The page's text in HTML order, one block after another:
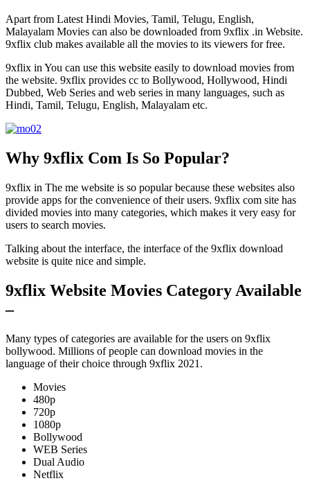
Apart from Latest Hindi Movies, Tamil, Telugu, English,
Malayalam Movies can also be downloaded from 9xflix .in Website.
9xflix club makes available all the movies to its viewers for free.
9xflix in You can use this website easily to download movies from
the website. 9xflix provides cc to Bollywood, Hollywood, Hindi
Dubbed, Web Series and web series in many languages, such as
Hindi, Tamil, Telugu, English, Malayalam etc.
Why 9xflix Com Is So Popular?
9xflix in The me website is so popular because these websites also
provide apps for the convenience of their users. 9xflix com site has
divided movies into many categories, which makes it very easy for
users to search movies.
Talking about the interface, the interface of the 9xflix download
website is quite nice and simple.
9xflix Website Movies Category Available
–
Many types of categories are available for the users on 9xflix
bollywood. Millions of people can download movies in the
language of their choice through 9xflix 2021.
Movies
480p
720p
1080p
Bollywood
WEB Series
Dual Audio
Netflix